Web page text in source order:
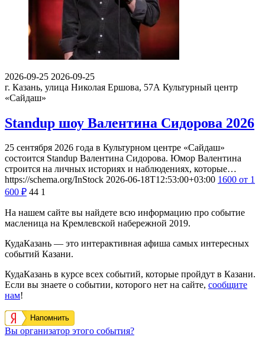
2026-09-25 2026-09-25
г. Казань, улица Николая Ершова, 57А Культурный центр
«Сайдаш»
Standup шоу Валентина Сидорова 2026
25 сентября 2026 года в Культурном центре «Сайдаш»
состоится Standup Валентина Сидорова. Юмор Валентина
строится на личных историях и наблюдениях, которые…
https://schema.org/InStock 2026-06-18T12:53:00+03:00 1600 от 1
600 ₽ 44 1
На нашем сайте вы найдете всю информацию про событие
масленица на Кремлевской набережной 2019.
КудаКазань — это интерактивная афиша самых интересных
событий Казани.
КудаКазань в курсе всех событий, которые пройдут в Казани.
Если вы знаете о событии, которого нет на сайте, сообщите
нам!
Напомнить
Вы организатор этого события?